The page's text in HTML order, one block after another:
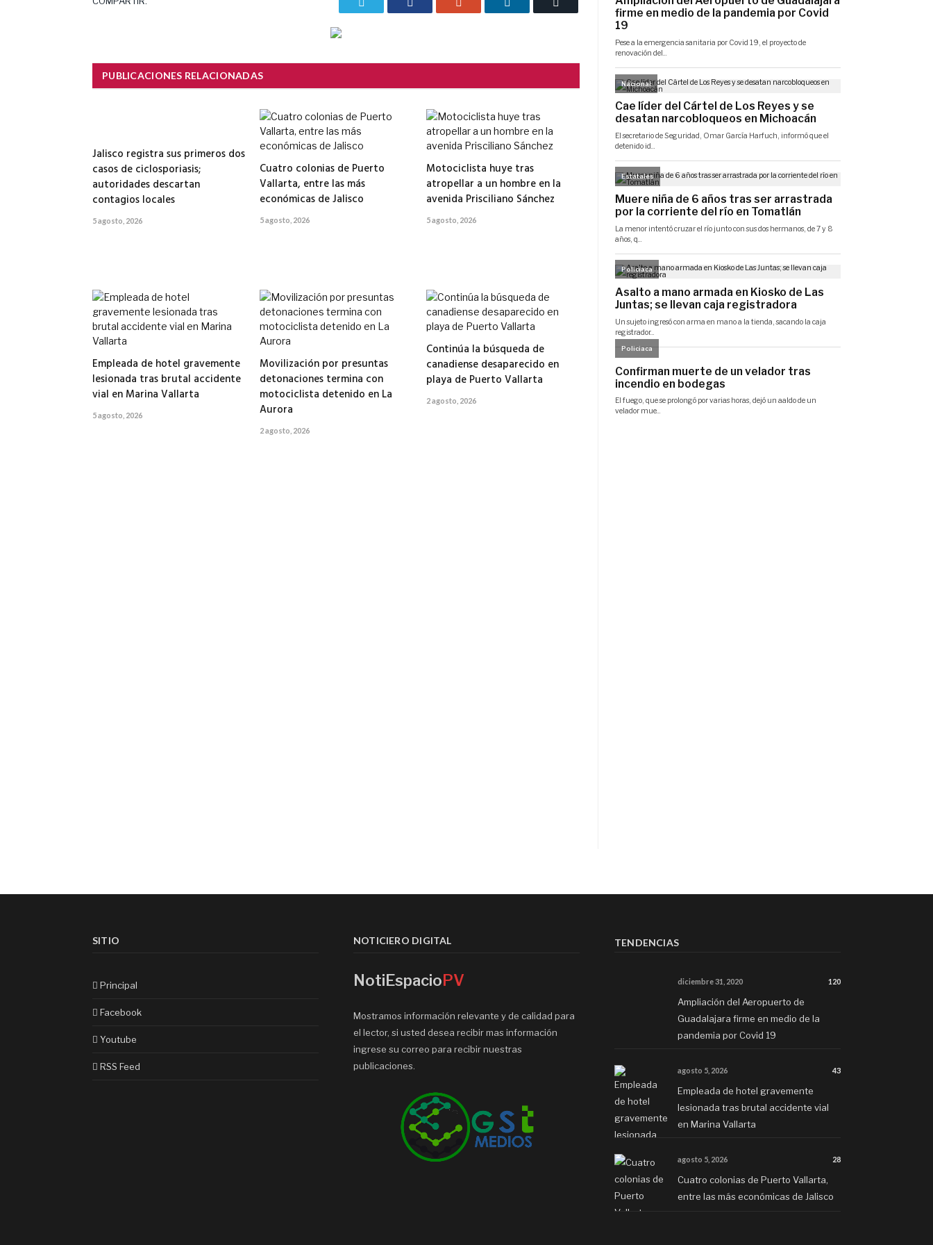
PUBLICACIONES RELACIONADAS
Jalisco registra sus primeros dos
casos de ciclosporiasis;
autoridades descartan
contagios locales
5 agosto, 2026
Cuatro colonias de Puerto
Vallarta, entre las más
económicas de Jalisco
5 agosto, 2026
Motociclista huye tras
atropellar a un hombre en la
avenida Prisciliano Sánchez
5 agosto, 2026
Empleada de hotel gravemente
lesionada tras brutal accidente
vial en Marina Vallarta
5 agosto, 2026
Movilización por presuntas
detonaciones termina con
motociclista detenido en La
Aurora
2 agosto, 2026
Continúa la búsqueda de
canadiense desaparecido en
playa de Puerto Vallarta
2 agosto, 2026
SITIO
Principal
Facebook
Youtube
RSS Feed
NOTICIERO DIGITAL
NotiEspacioPV
Mostramos información relevante y de calidad para
el lector, si usted desea recibir mas información
ingrese su correo para recibir nuestras
publicaciones.
TENDENCIAS
diciembre 31, 2020 120
Ampliación del Aeropuerto de
Guadalajara firme en medio de la
pandemia por Covid 19
agosto 5, 2026 43
Empleada de hotel gravemente
lesionada tras brutal accidente vial
en Marina Vallarta
agosto 5, 2026 28
Cuatro colonias de Puerto Vallarta,
entre las más económicas de Jalisco